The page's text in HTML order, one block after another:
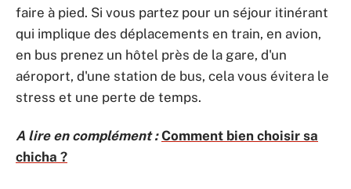
faire à pied. Si vous partez pour un séjour itinérant
qui implique des déplacements en train, en avion,
en bus prenez un hôtel près de la gare, d'un
aéroport, d'une station de bus, cela vous évitera le
stress et une perte de temps.
A lire en complément : Comment bien choisir sa
chicha ?